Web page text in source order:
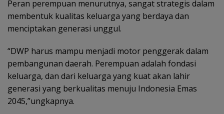
Peran perempuan menurutnya, sangat strategis dalam
membentuk kualitas keluarga yang berdaya dan
menciptakan generasi unggul.
“DWP harus mampu menjadi motor penggerak dalam
pembangunan daerah. Perempuan adalah fondasi
keluarga, dan dari keluarga yang kuat akan lahir
generasi yang berkualitas menuju Indonesia Emas
2045,”ungkapnya.